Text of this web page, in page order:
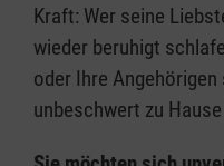
Kraft: Wer seine
wieder beruhigt
oder Ihre
unbeschwert zu